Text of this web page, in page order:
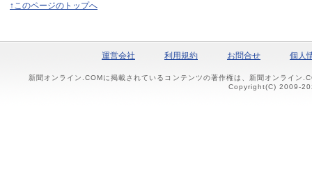
↑このページのトップへ
運営会社 利用規約 お問合せ 個人
新聞オンライン.COMに掲載されているコンテンツの著作権は、新聞オンライン
Copyright(C) 2009-